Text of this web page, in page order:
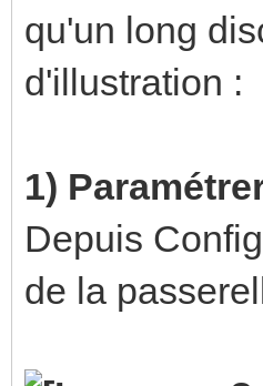
qu'un long
d'illustration :
1)
Depuis
de la